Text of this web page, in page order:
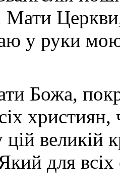
Мати
у руки
Божа,
християн,
цій великій
для